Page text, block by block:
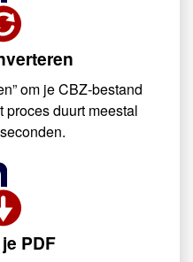
om je CBZ-bestand
proces duurt meestal
PDF